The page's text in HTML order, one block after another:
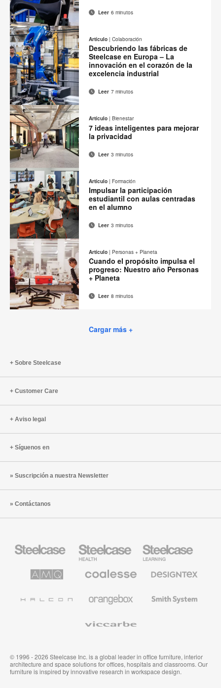
Compartir
en
Facebook
Compartir
en
Twitter
Compartir
en
Pinterest
Compartir
en
Linked-
in
Correo
electrónico
Imprimir
esta
página
Leer 6 minutos
Compartir
en
Facebook
Compartir
en
Twitter
Compartir
en
Pinterest
Compartir
en
Linked-
in
Correo
electrónico
Imprimir
esta
página
Artículo | Colaboración
Descubriendo las fábricas de
Steelcase en Europa – La
innovación en el corazón de la
excelencia industrial
Leer 7 minutos
Compartir
en
Facebook
Compartir
en
Twitter
Compartir
en
Pinterest
Compartir
Linked-
in
Correo
electrónico
Imprimir
esta
página
Artículo | Bienestar
7 ideas inteligentes para mejorar
la privacidad
Leer 3 minutos
Compartir
en
Facebook
Compartir
en
Twitter
Compartir
en
Pinterest
Compartir
en
Linked-
in
Correo
electrónico
Imprimir
esta
página
Artículo | Formación
Impulsar la participación
estudiantil con aulas centradas
en el alumno
Leer 3 minutos
Compartir
Compartir
Compartir
Compartir
CorreoImprimir
página
Artículo | Personas + Planeta
Cuando el propósito impulsa el
progreso: Nuestro año Personas
+ Planeta
Leer 8 minutos
Cargar más +
Sobre Steelcase
Customer Care
Aviso legal
Síguenos en
Suscripción a nuestra Newsletter
Contáctanos
Steelcase
para
sanidad
Steelcase
para
educación
Steelcase
Solutions
premium
System
© 1996 - 2026 Steelcase Inc. is a global leader in office furniture, interior
architecture and space solutions for offices, hospitals and classrooms. Our
furniture is inspired by innovative research in workspace design.